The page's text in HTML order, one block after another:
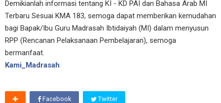
Demikianlah informasi tentang KI - KD PAI dan Bahasa Arab MI
Terbaru Sesuai KMA 183, semoga dapat memberikan kemudahan
bagi Bapak/Ibu Guru Madrasah Ibtidaiyah (MI) dalam menyusun
RPP (Rencanan Pelaksanaan Pembelajaran), semoga
bermanfaat.
Kami_Madrasah
Facebook Twitter